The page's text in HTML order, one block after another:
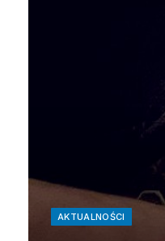
AKTUALNOŚCI